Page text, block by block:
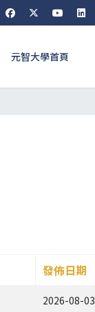
元智大學首頁
發佈日期
2026-08-03